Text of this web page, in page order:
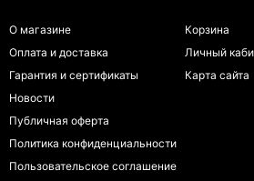
О магазине
Оплата и доставка
Гарантия и сертификаты
Новости
Публичная оферта
Политика конфиденциальности
Пользовательское соглашение
Корзина
Личный
Карта сайта